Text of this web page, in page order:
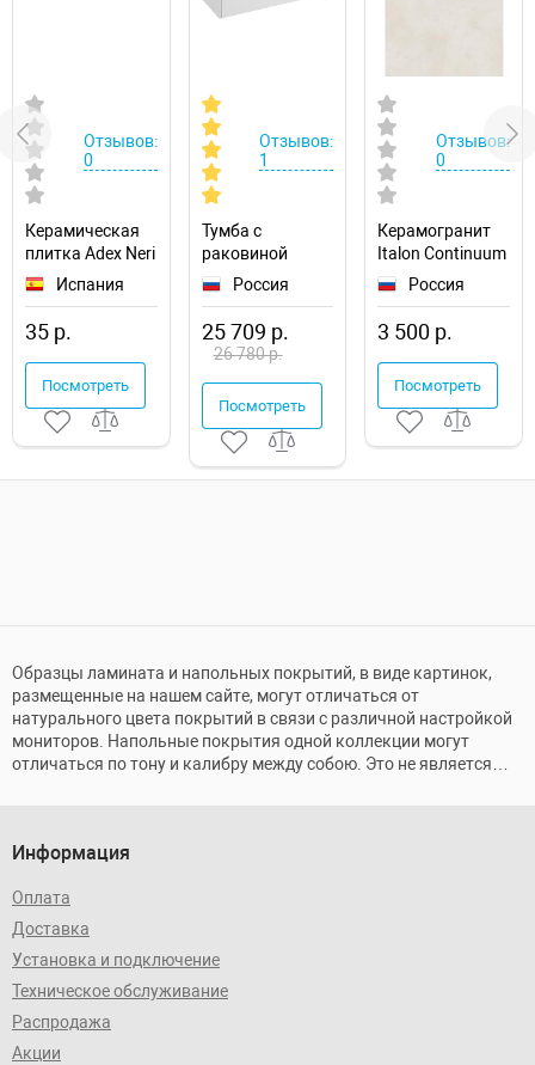
Отзывов:
0
Керамическая
плитка Adex Neri
Biselado PB
ADNE2018
настенная
Испания
35 р.
Посмотреть
Отзывов:
1
Тумба с
раковиной
Aquaton Сканди
1A2519K0SD010
подвесная
Россия
25 709 р.
26 780 р.
Посмотреть
Отзывов:
0
Керамогранит
Italon Continuum
ПоларРоссия
3 500 р.
Посмотреть
Образцы ламината и напольных покрытий, в виде картинок,
размещенные на нашем сайте, могут отличаться от
натурального цвета покрытий в связи с различной настройкой
мониторов. Напольные покрытия одной коллекции могут
отличаться по тону и калибру между собою. Это не является
Информация
Оплата
Доставка
Установка и подключение
Техническое обслуживание
Распродажа
Акции